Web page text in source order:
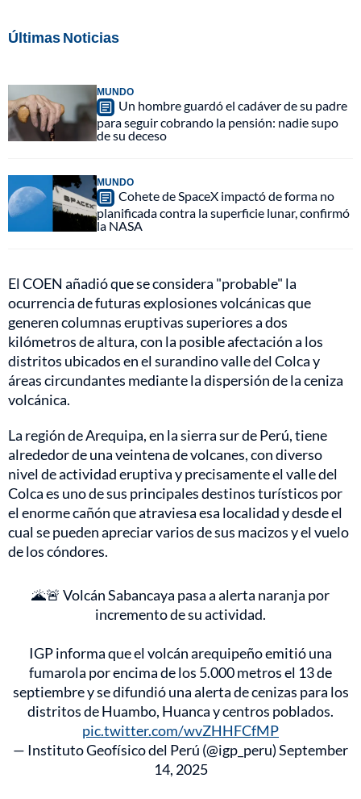
Últimas Noticias
MUNDO
Un hombre guardó el cadáver de su padre
para seguir cobrando la pensión: nadie supo
de su deceso
MUNDO
Cohete de SpaceX impactó de forma no
planificada contra la superficie lunar, confirmó
la NASA
El COEN añadió que se considera "probable" la
ocurrencia de futuras explosiones volcánicas que
generen columnas eruptivas superiores a dos
kilómetros de altura, con la posible afectación a los
distritos ubicados en el surandino valle del Colca y
áreas circundantes mediante la dispersión de la ceniza
volcánica.
La región de Arequipa, en la sierra sur de Perú, tiene
alrededor de una veintena de volcanes, con diverso
nivel de actividad eruptiva y precisamente el valle del
Colca es uno de sus principales destinos turísticos por
el enorme cañón que atraviesa esa localidad y desde el
cual se pueden apreciar varios de sus macizos y el vuelo
de los cóndores.
🌋🚨 Volcán Sabancaya pasa a alerta naranja por
incremento de su actividad.
IGP informa que el volcán arequipeño emitió una
fumarola por encima de los 5.000 metros el 13 de
septiembre y se difundió una alerta de cenizas para los
distritos de Huambo, Huanca y centros poblados.
pic.twitter.com/wvZHHFCfMP
— Instituto Geofísico del Perú (@igp_peru)September
14, 2025